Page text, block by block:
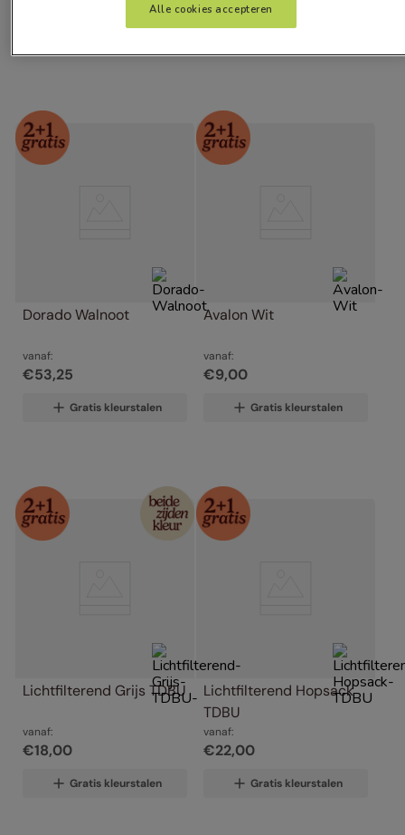
Gratis kleurstalen Gratis kleurstalen
Dorado Walnoot
vanaf:
€53,25
Gratis kleurstalen
Avalon Wit
vanaf:
€9,00
Gratis kleurstalen
Lichtfilterend Grijs TDBU
vanaf:
€18,00
Gratis kleurstalen
Lichtfilterend Hopsack
TDBU
vanaf:
€22,00
Gratis kleurstalen
Alle cookies accepteren